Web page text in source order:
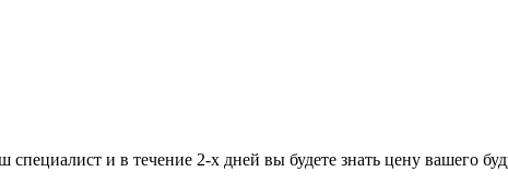
и в течение 2-х дней вы будете знать цену вашего